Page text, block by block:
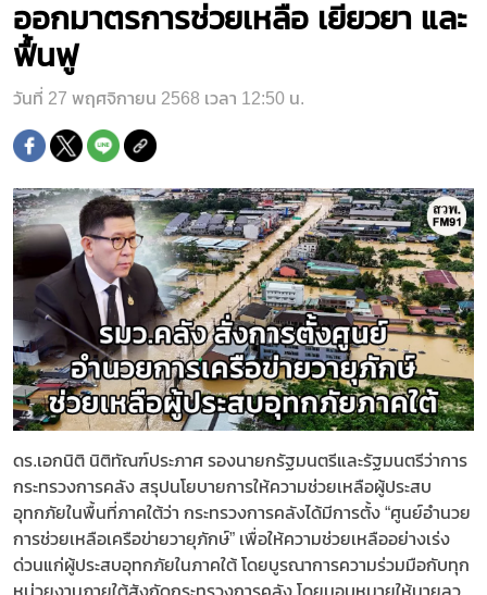
ออกมาตรการช่วยเหลือ เยียวยา และ
ฟื้นฟู
วันที่ 27 พฤศจิกายน 2568 เวลา 12:50 น.
ดร.เอกนิติ นิติทัณฑ์ประภาศ รองนายกรัฐมนตรีและรัฐมนตรีว่าการ
กระทรวงการคลัง สรุปนโยบายการให้ความช่วยเหลือผู้ประสบ
อุทกภัยในพื้นที่ภาคใต้ว่า กระทรวงการคลังได้มีการตั้ง “ศูนย์อำนวย
การช่วยเหลือเครือข่ายวายุภักษ์” เพื่อให้ความช่วยเหลืออย่างเร่ง
ด่วนแก่ผู้ประสบอุทกภัยในภาคใต้ โดยบูรณาการความร่วมมือกับทุก
หน่วยงานภายใต้สังกัดกระทรวงการคลัง โดยมอบหมายให้นายลว